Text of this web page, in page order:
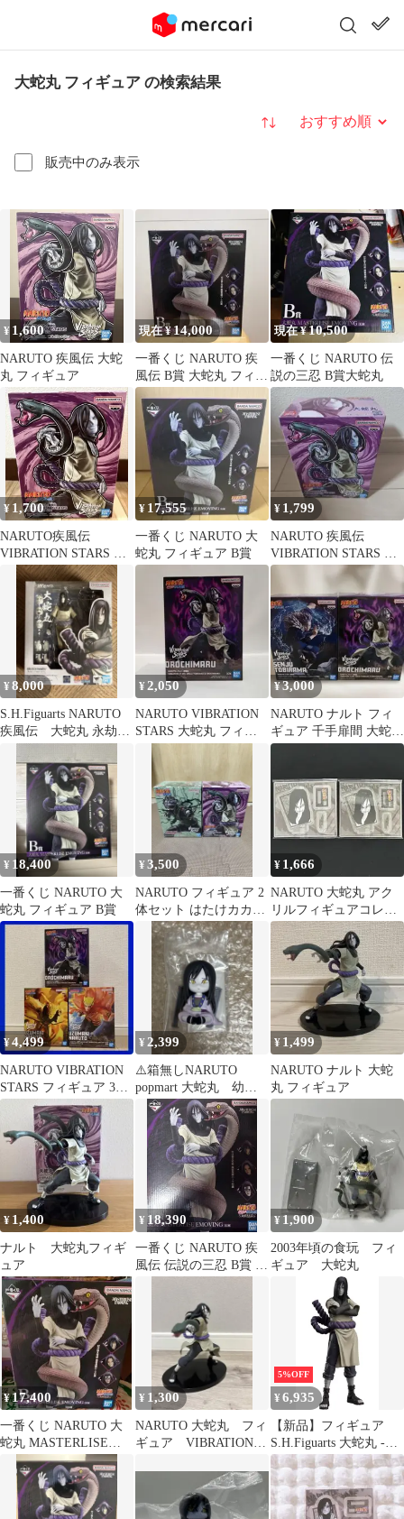
大蛇丸 フィギュア の検索結果
販売中のみ表示
並び替え
¥ 1,600
NARUTO 疾風伝 大蛇
丸 フィギュア
現在 ¥14,000
一番くじ NARUTO 疾
風伝 B賞 大蛇丸 フィギ
ュア
現在 ¥10,500
一番くじ NARUTO 伝
説の三忍 B賞大蛇丸
¥ 1,700
NARUTO疾風伝
VIBRATION STARS 大
蛇丸
¥ 17,555
一番くじ NARUTO 大
蛇丸 フィギュア B賞
¥ 1,799
NARUTO 疾風伝
VIBRATION STARS 大
蛇丸 フィギュア
¥8,000
S.H.Figuarts NARUTO
疾風伝 大蛇丸 永劫を
¥2,050
NARUTO VIBRATION
STARS 大蛇丸 フィギ
ュア [未開封]
¥3,000
NARUTO ナルト フィ
ギュア 千手扉間 大蛇丸
2種セット
¥ 18,400
一番くじ NARUTO 大
蛇丸 フィギュア B賞
¥3,500
NARUTO フィギュア 2
体セット はたけカカシ
大蛇丸
¥ 1,666
NARUTO 大蛇丸 アク
リルフィギュアコレク
ション 第3弾 アクスタ
2点
¥4,499
NARUTO VIBRATION
STARS フィギュア 3点
セット
¥ 2,399
⚠️箱無しNARUTO
popmart 大蛇丸 幼少
期 フィギュア
¥ 1,499
NARUTO ナルト 大蛇
丸 フィギュア
¥ 1,400
ナルト 大蛇丸フィギ
ュア
¥18,390
一番くじ NARUTO 疾
風伝 伝説の三忍 B賞 大
¥1,900
2003年頃の食玩 フィ
ギュア 大蛇丸
¥17,400
一番くじ NARUTO 大
蛇丸 MASTERLISE
EMOVING
¥ 1,300
NARUTO 大蛇丸 フィ
ギュア VIBRATION
5%OFF
¥6,935
【新品】フィギュア
S.H.Figuarts 大蛇丸 -永
劫を求めし真理の探究
者- 「NARUTO-ナルト-
疾風伝」